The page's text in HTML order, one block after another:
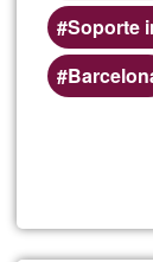
Soporte